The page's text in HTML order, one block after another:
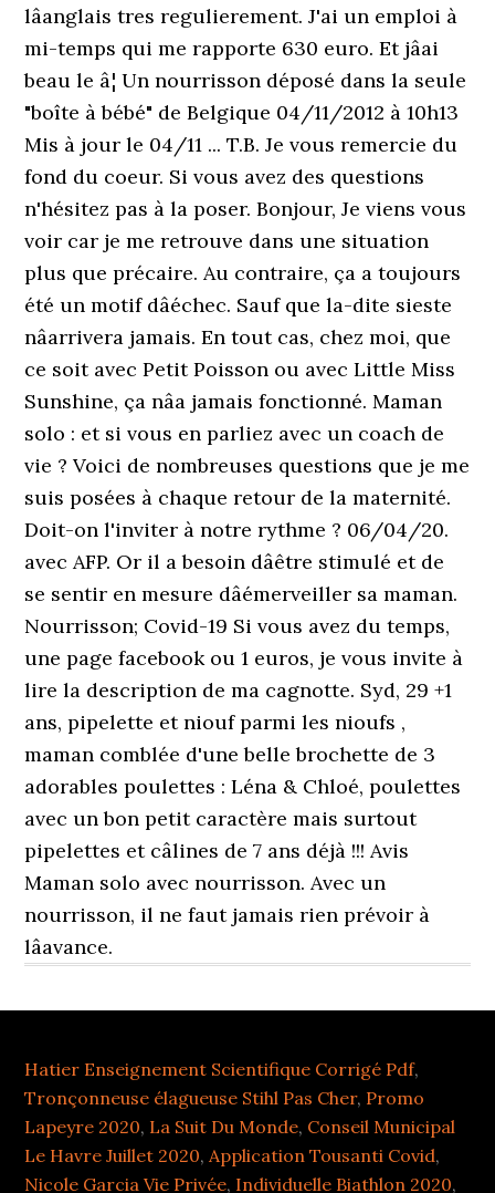
lâanglais tres regulierement. J'ai un emploi à
mi-temps qui me rapporte 630 euro. Et jâai
beau le â¦ Un nourrisson déposé dans la seule
"boîte à bébé" de Belgique 04/11/2012 à 10h13
Mis à jour le 04/11 ... T.B. Je vous remercie du
fond du coeur. Si vous avez des questions
n'hésitez pas à la poser. Bonjour, Je viens vous
voir car je me retrouve dans une situation
plus que précaire. Au contraire, ça a toujours
été un motif dâéchec. Sauf que la-dite sieste
nâarrivera jamais. En tout cas, chez moi, que
ce soit avec Petit Poisson ou avec Little Miss
Sunshine, ça nâa jamais fonctionné. Maman
solo : et si vous en parliez avec un coach de
vie ? Voici de nombreuses questions que je me
suis posées à chaque retour de la maternité.
Doit-on l'inviter à notre rythme ? 06/04/20.
avec AFP. Or il a besoin dâêtre stimulé et de
se sentir en mesure dâémerveiller sa maman.
Nourrisson; Covid-19 Si vous avez du temps,
une page facebook ou 1 euros, je vous invite à
lire la description de ma cagnotte. Syd, 29 +1
ans, pipelette et niouf parmi les nioufs ,
maman comblée d'une belle brochette de 3
adorables poulettes : Léna & Chloé, poulettes
avec un bon petit caractère mais surtout
pipelettes et câlines de 7 ans déjà !!! Avis
Maman solo avec nourrisson. Avec un
nourrisson, il ne faut jamais rien prévoir à
lâavance.
Hatier Enseignement Scientifique Corrigé Pdf,
Tronçonneuse élagueuse Stihl Pas Cher, Promo
Lapeyre 2020, La Suit Du Monde, Conseil Municipal
Le Havre Juillet 2020,Application Tousanti Covid,
Nicole Garcia Vie Privée, Individuelle Biathlon 2020,